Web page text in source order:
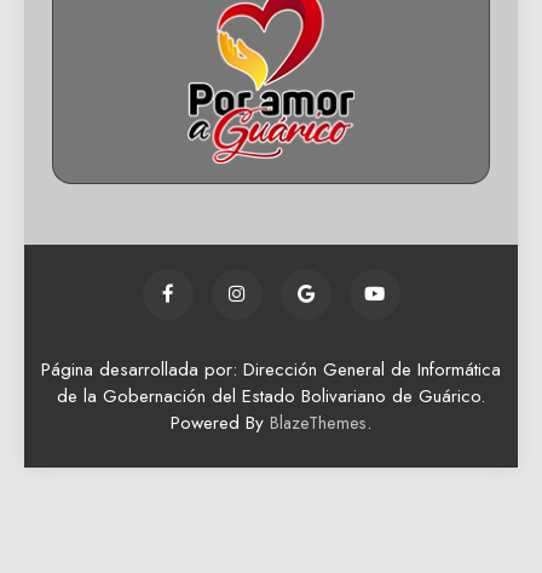
Página desarrollada por: Dirección General de Informática
de la Gobernación del Estado Bolivariano de Guárico.
Powered By BlazeThemes.